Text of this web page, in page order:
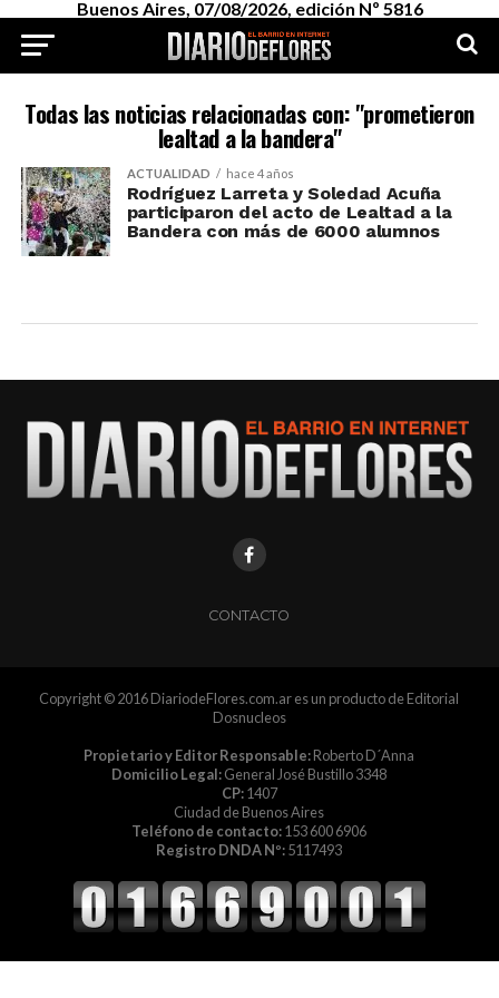
Buenos Aires, 07/08/2026, edición Nº 5816
Todas las noticias relacionadas con: "prometieron
lealtad a la bandera"
ACTUALIDAD hace 4 años
Rodríguez Larreta y Soledad Acuña
participaron del acto de Lealtad a la
Bandera con más de 6000 alumnos
CONTACTO
Copyright © 2016 DiariodeFlores.com.ar es un producto de Editorial
Dosnucleos
Propietario y Editor Responsable:Roberto D´Anna
Domicilio Legal:General José Bustillo 3348
CP:1407
Ciudad de Buenos Aires
Teléfono de contacto:153 600 6906
Registro DNDA Nº:5117493